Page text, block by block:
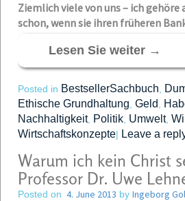
Ziemlich viele von uns – ich gehöre
schon, wenn sie ihren früheren
Lesen Sie weiter →
Posted in BestsellerSachbuch
Ethische Grundhaltung Geld
Nachhaltigkeit, Politik Umwelt,
Wirtschaftskonzepte| Leave a
Warum ich kein Christ
Professor Dr. Uwe
Posted on 4. June 2013 by Ingeborg